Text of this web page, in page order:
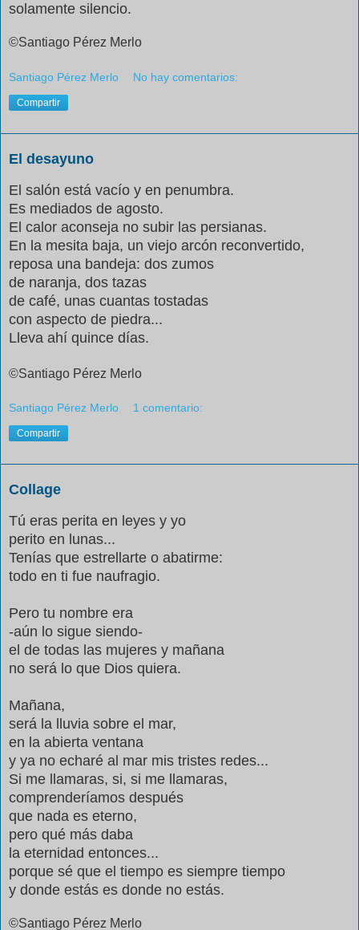
solamente silencio.
©Santiago Pérez Merlo
Santiago Pérez Merlo No hay comentarios:
Compartir
El desayuno
El salón está vacío y en penumbra.
Es mediados de agosto.
El calor aconseja no subir las persianas.
En la mesita baja, un viejo arcón reconvertido,
reposa una bandeja: dos zumos
de naranja, dos tazas
de café, unas cuantas tostadas
con aspecto de piedra...
Lleva ahí quince días.
©Santiago Pérez Merlo
Santiago Pérez Merlo 1 comentario:
Compartir
Collage
Tú eras perita en leyes y yo
perito en lunas...
Tenías que estrellarte o abatirme:
todo en ti fue naufragio.
Pero tu nombre era
-aún lo sigue siendo-
el de todas las mujeres y mañana
no será lo que Dios quiera.
Mañana,
será la lluvia sobre el mar,
en la abierta ventana
y ya no echaré al mar mis tristes redes...
Si me llamaras, si, si me llamaras,
comprenderíamos después
que nada es eterno,
pero qué más daba
la eternidad entonces...
porque sé que el tiempo es siempre tiempo
y donde estás es donde no estás.
©Santiago Pérez Merlo